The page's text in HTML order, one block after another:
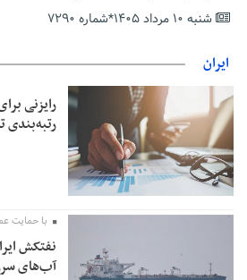
دریافت یارانه کود اقدام کنند
شنبه ۱۰ مرداد ۱۴۰۵*شماره ۷۲۹۰
ایران
رایزنی
رتبه‌بندی
با حمایت
نفتکش
آب‌های